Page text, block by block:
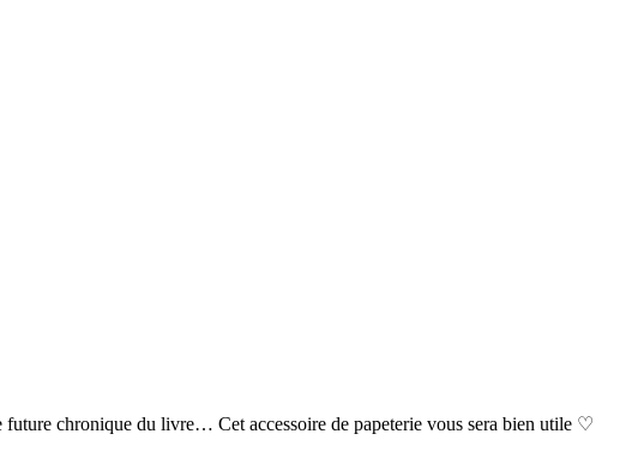
future chronique du livre… Cet accessoire de papeterie vous sera bien utile ♡